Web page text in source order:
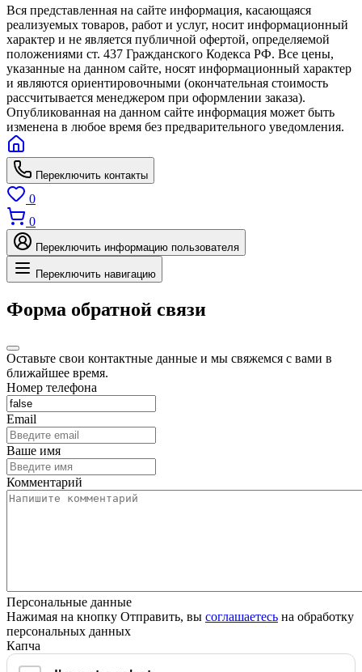
Вся представленная на сайте информация, касающаяся
реализуемых товаров, работ и услуг, носит информационный
характер и не является публичной офертой, определяемой
положениями ст. 437 Гражданского Кодекса РФ. Все цены,
указанные на данном сайте, носят информационный характер
и являются ориентировочными (окончательная стоимость
рассчитывается менеджером при оформлении заказа).
Опубликованная на данном сайте информация может быть
изменена в любое время без предварительного уведомления.
Переключить контакты
0
0
Переключить информацию пользователя
Переключить навигацию
Форма обратной связи
Оставьте свои контактные данные и мы свяжемся с вами в
ближайшее время.
Номер телефона
Email
Ваше имя
Комментарий
Персональные данные
Нажимая на кнопку Отправить, вы соглашаетесь на обработку
персональных данных
Капча